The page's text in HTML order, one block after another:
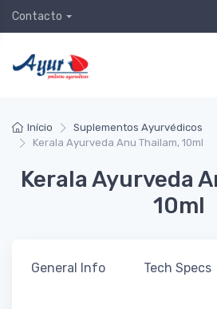
Contacto
Início
Suplementos Ayurvédicos
Kerala Ayurveda Anu Thailam, 10ml
Kerala Ayurveda
10ml
General Info Tech Specs